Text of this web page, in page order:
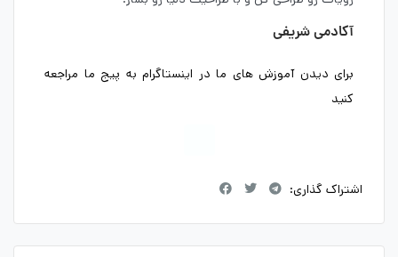
آکادمی شریفی
برای دیدن آموزش های ما در اینستاگرام به پیج ما مراجعه
کنید
اشتراک گذاری: